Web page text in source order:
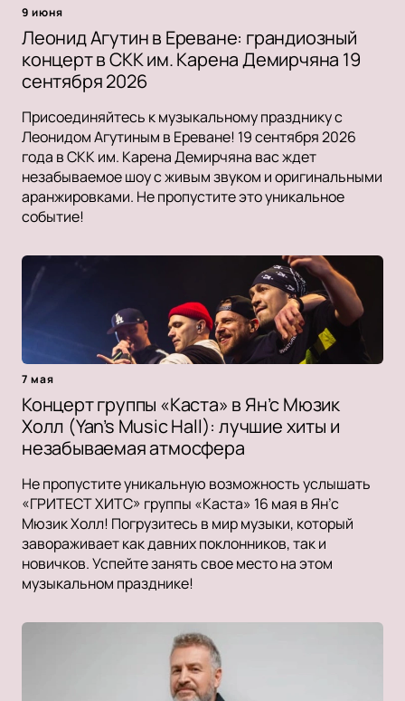
9 июня
Леонид Агутин в Ереване: грандиозный
концерт в СКК им. Карена Демирчяна 19
сентября 2026
Присоединяйтесь к музыкальному празднику с
Леонидом Агутиным в Ереване! 19 сентября 2026
года в СКК им. Карена Демирчяна вас ждет
незабываемое шоу с живым звуком и оригинальными
аранжировками. Не пропустите это уникальное
событие!
7 мая
Концерт группы «Каста» в Ян’с Мюзик
Холл (Yan’s Music Hall): лучшие хиты и
незабываемая атмосфера
Не пропустите уникальную возможность услышать
«ГРИТЕСТ ХИТС» группы «Каста» 16 мая в Ян’с
Мюзик Холл! Погрузитесь в мир музыки, который
завораживает как давних поклонников, так и
новичков. Успейте занять свое место на этом
музыкальном празднике!